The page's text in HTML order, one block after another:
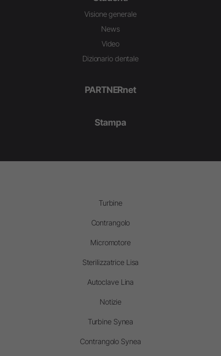
Visione generale
News
Video
Dizionario dentale
PARTNERnet
Stampa
Turbine
Contrangolo
Micromotore
Sterilizzatrice Lisa
Autoclave Lina
Notizie
Turbine Synea
Contrangolo Synea